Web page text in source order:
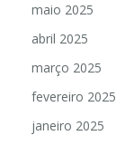
maio 2025
abril 2025
março 2025
fevereiro 2025
janeiro 2025